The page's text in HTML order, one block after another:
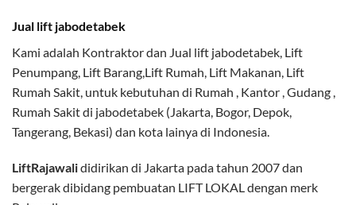
Jual lift jabodetabek
Kami adalah Kontraktor dan Jual lift jabodetabek, Lift
Penumpang, Lift Barang,Lift Rumah, Lift Makanan, Lift
Rumah Sakit, untuk kebutuhan di Rumah , Kantor , Gudang ,
Rumah Sakit di jabodetabek (Jakarta, Bogor, Depok,
Tangerang, Bekasi) dan kota lainya di Indonesia.
LiftRajawalididirikan di Jakarta pada tahun 2007 dan
bergerak dibidang pembuatan LIFT LOKAL dengan merk